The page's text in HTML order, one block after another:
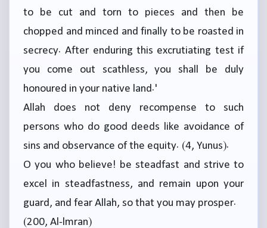
to be cut and torn to pieces and then be
chopped and minced and finally to be roasted in
secrecy. After enduring this excrutiating test if
you come out scathless, you shall be duly
honoured in your native land.'
Allah does not deny recompense to such
persons who do good deeds like avoidance of
sins and observance of the equity. (4, Yunus).
O you who believe! be steadfast and strive to
excel in steadfastness, and remain upon your
guard, and fear Allah, so that you may prosper.
(200, Al-lmran)